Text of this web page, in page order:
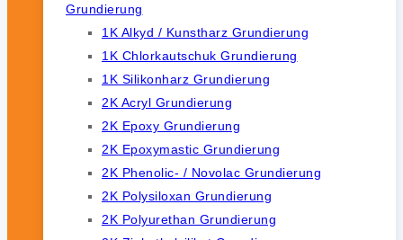
Grundierung
1K Alkyd / Kunstharz Grundierung
1K Chlorkautschuk Grundierung
1K Silikonharz Grundierung
2K Acryl Grundierung
2K Epoxy Grundierung
2K Epoxymastic Grundierung
2K Phenolic- / Novolac Grundierung
2K Polysiloxan Grundierung
2K Polyurethan Grundierung